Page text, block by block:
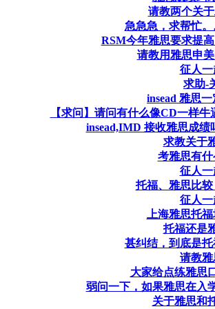
请教两个关
急急急，求帮忙。
RSM今年雅思要求提
请教用雅思申
征人
求助-
insead 雅思
【求问】请问有什么像CD一样
insead,IMD 接收雅思成
求教关于
考雅思有
征人
托福、雅思比
征人
上海雅思托
托福还是
甚纠结，到底是
请教
大家给点练雅思
弱问一下，如果雅思在入
关于雅思和